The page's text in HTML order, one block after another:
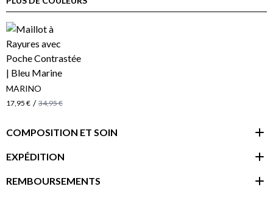
MARINO
17,95 € / 34,95 €
COMPOSITION ET SOIN
EXPÉDITION
REMBOURSEMENTS